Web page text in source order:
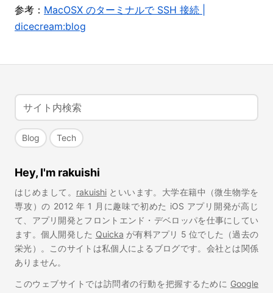
参考： MacOSX のターミナルで SSH 接続 |
dicecream:blog
Blog Tech
Hey, I'm rakuishi
はじめまして。 rakuishiといいます。大学在籍中（微生物学を
専攻）の 2012 年 1 月に趣味で初めた iOS アプリ開発が高じ
て、アプリ開発とフロントエンド・デベロッパを仕事にしてい
ます。個人開発した Quicka が有料アプリ 5 位でした（過去の
栄光）。このサイトは私個人によるブログです。会社とは関係
ありません。
このウェブサイトでは訪問者の行動を把握するために Google